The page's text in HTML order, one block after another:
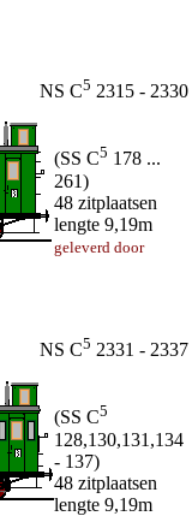
NS C5 2315 - 2330
(SS C5 178 ...
261)
48 zitplaatsen
lengte 9,19m
geleverd door
NS C5 2331 - 2337
(SS C5
128,130,131,134
- 137)
48 zitplaatsen
lengte 9,19m